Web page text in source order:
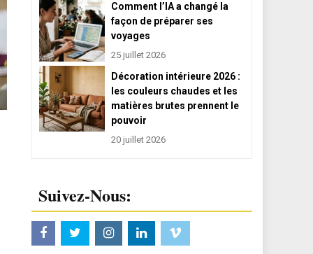
Comment l’IA a changé la
façon de préparer ses
voyages
25 juillet 2026
Décoration intérieure 2026 :
les couleurs chaudes et les
matières brutes prennent le
pouvoir
20 juillet 2026
Suivez-Nous: